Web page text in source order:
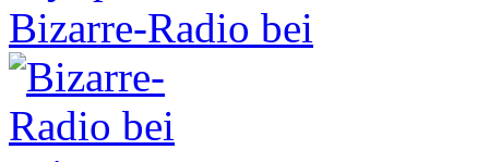
Bizarre-Radio bei